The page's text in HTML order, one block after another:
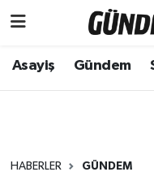
Asayiş Gündem
HABERLER GÜNDEM
Aydın Nöbetçi